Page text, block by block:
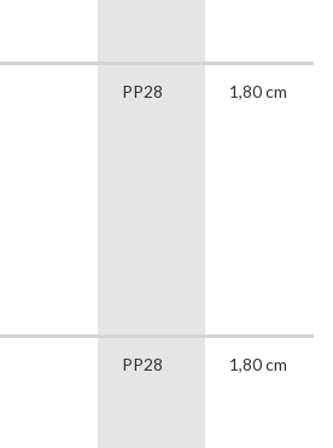
PP28 1,80 cm
PP28 1,80 cm